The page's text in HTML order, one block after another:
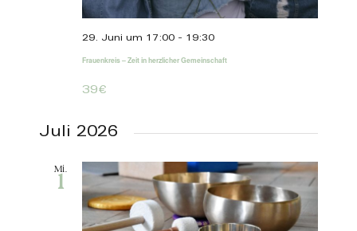
Frauenkreis – Zeit in herzlicher Gemeinschaft
29. Juni um 17:00 - 19:30
39€
Juli 2026
Mi.
1